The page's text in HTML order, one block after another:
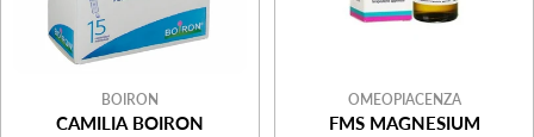
BOIRON
CAMILIA BOIRON
OMEOPIACENZA
FMS MAGNESIUM